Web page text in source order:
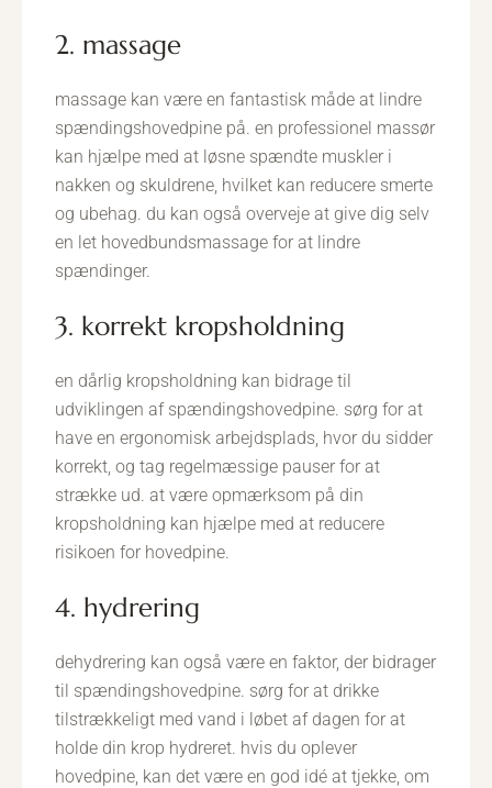
2. massage
massage kan være en fantastisk måde at lindre
spændingshovedpine på. en professionel massør
kan hjælpe med at løsne spændte muskler i
nakken og skuldrene, hvilket kan reducere smerte
og ubehag. du kan også overveje at give dig selv
en let hovedbundsmassage for at lindre
spændinger.
3. korrekt kropsholdning
en dårlig kropsholdning kan bidrage til
udviklingen af spændingshovedpine. sørg for at
have en ergonomisk arbejdsplads, hvor du sidder
korrekt, og tag regelmæssige pauser for at
strække ud. at være opmærksom på din
kropsholdning kan hjælpe med at reducere
risikoen for hovedpine.
4. hydrering
dehydrering kan også være en faktor, der bidrager
til spændingshovedpine. sørg for at drikke
tilstrækkeligt med vand i løbet af dagen for at
holde din krop hydreret. hvis du oplever
hovedpine, kan det være en god idé at tjekke, om